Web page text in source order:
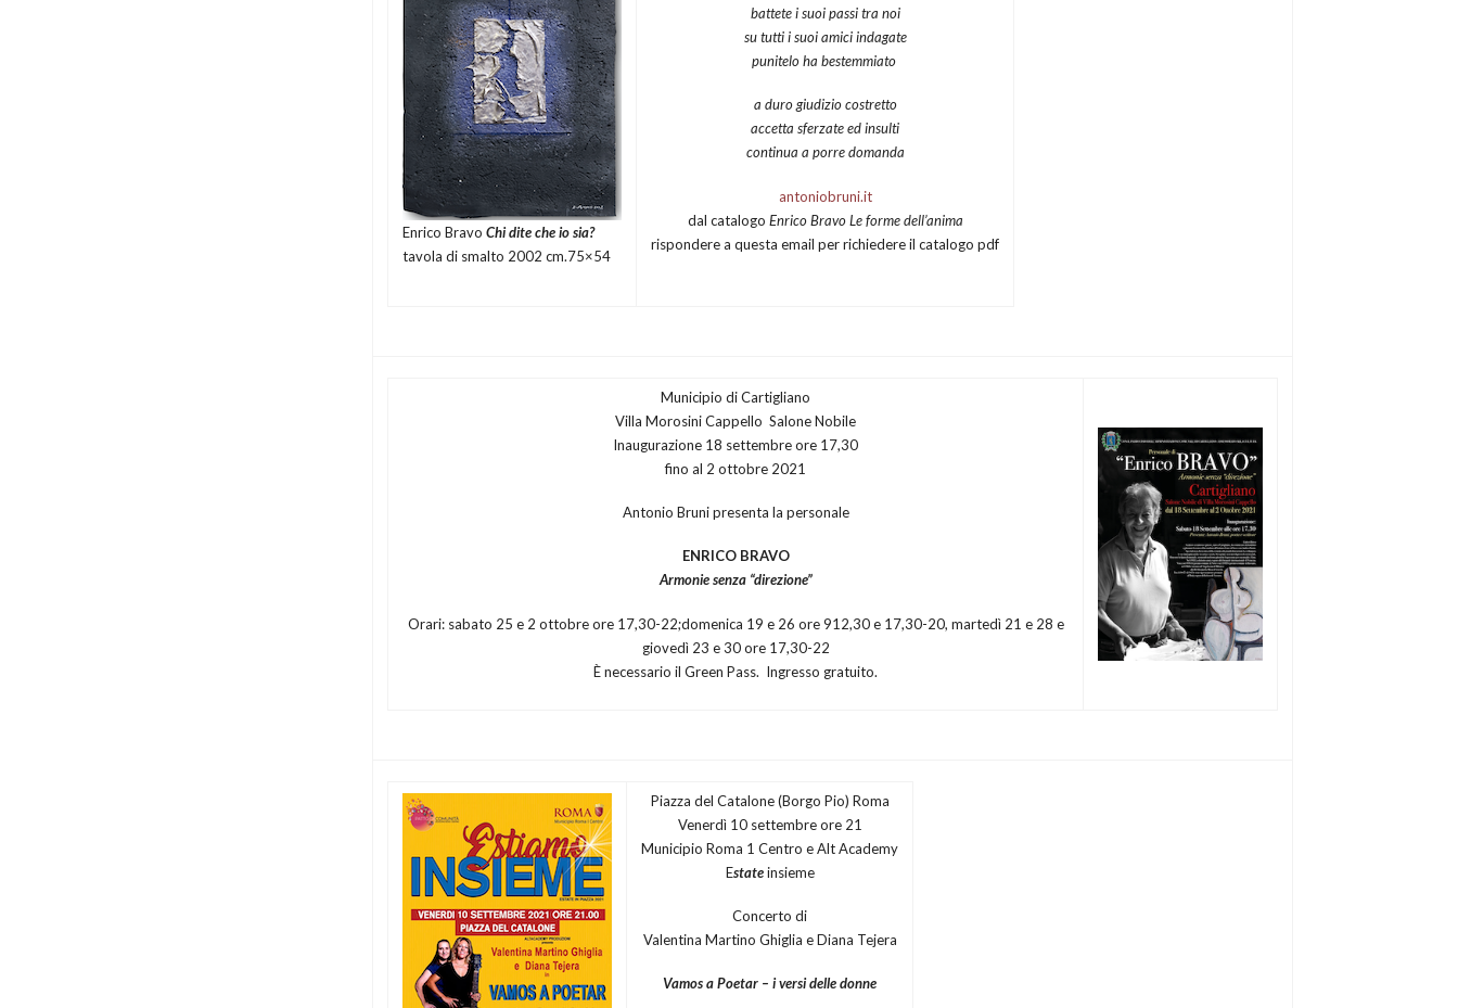
Enrico Bravo Chi dite che io sia?
tavola di smalto 2002 cm.75×54
battete i suoi passi tra noi
su tutti i suoi amici indagate
punitelo ha bestemmiato
a duro giudizio costretto
accetta sferzate ed insulti
continua a porredomanda
antoniobruni.it
dal catalogo Enrico Bravo Le forme dell’anima
rispondere a questa email per richiedere il catalogo pdf
Municipio di Cartigliano
Villa Morosini Cappello Salone Nobile
Inaugurazione 18 settembre ore 17,30
fino al 2 ottobre 2021
Antonio Bruni presenta la personale
ENRICO BRAVO
Armonie senza “direzione”
Orari: sabato 25 e 2 ottobre ore 17,30-22;domenica 19 e 26 ore 912,30 e 17,30-20, martedì 21 e 28 e
giovedì 23 e 30 ore 17,30-22
È necessario il Green Pass. Ingresso gratuito.
Piazza del Catalone (Borgo Pio) Roma
Venerdì 10 settembre ore 21
Municipio Roma 1 Centro e Alt Academy
Estateinsieme
Concerto di
Valentina Martino Ghiglia e Diana Tejera
Vamos a Poetar – i versi delle donne